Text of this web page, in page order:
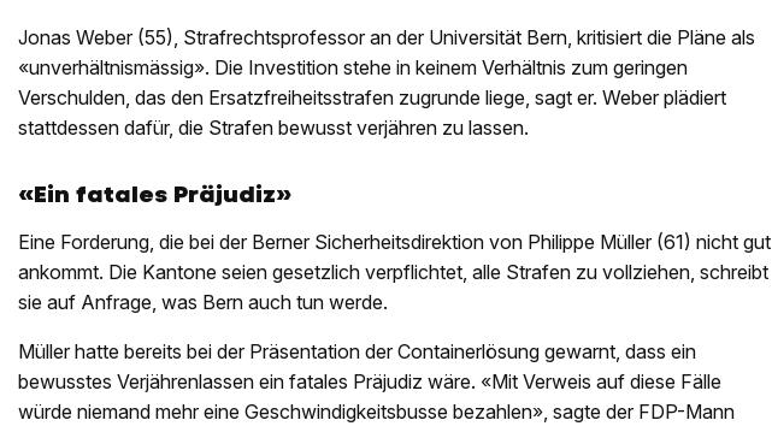
Jonas Weber (55), Strafrechtsprofessor an der Universität Bern, kritisiert die Pläne als
«unverhältnismässig». Die Investition stehe in keinem Verhältnis zum geringen
Verschulden, das den Ersatzfreiheitsstrafen zugrunde liege, sagt er. Weber plädiert
stattdessen dafür, die Strafen bewusst verjähren zu lassen.
«Ein fatales Präjudiz»
Eine Forderung, die bei der Berner Sicherheitsdirektion von Philippe Müller (61) nicht gut
ankommt. Die Kantone seien gesetzlich verpflichtet, alle Strafen zu vollziehen, schreibt
sie auf Anfrage, was Bern auch tun werde.
Müller hatte bereits bei der Präsentation der Containerlösung gewarnt, dass ein
bewusstes Verjährenlassen ein fatales Präjudiz wäre. «Mit Verweis auf diese Fälle
würde niemand mehr eine Geschwindigkeitsbusse bezahlen», sagte der FDP-Mann